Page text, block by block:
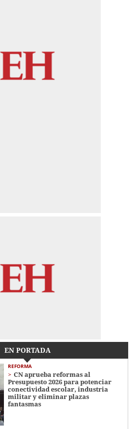
EN PORTADA
REFORMA
CN aprueba reformas al
Presupuesto 2026 para potenciar
conectividad escolar, industria
militar y eliminar plazas
fantasmas